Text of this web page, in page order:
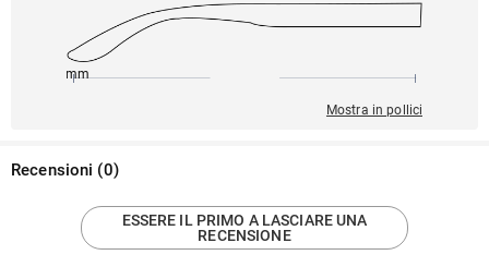
145mm
Mostra in pollici
Recensioni (0)
ESSERE IL PRIMO A LASCIARE UNA
RECENSIONE